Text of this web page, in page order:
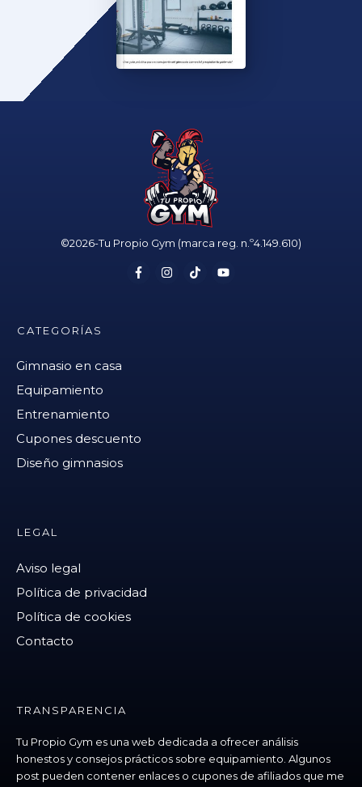
©2026-Tu Propio Gym (marca reg. n.º4.149.610)
CATEGORÍAS
Gimnasio en casa
Equipamiento
Entrenamiento
Cupones descuento
Diseño gimnasios
LEGAL
Aviso legal
Política de privacidad
Política de cookies
Contacto
TRANSPARENCIA
Tu Propio Gym es una web dedicada a ofrecer análisis
honestos y consejos prácticos sobre equipamiento. Algunos
post pueden contener enlaces o cupones de afiliados que me